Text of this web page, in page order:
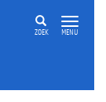
ZOEK MENU